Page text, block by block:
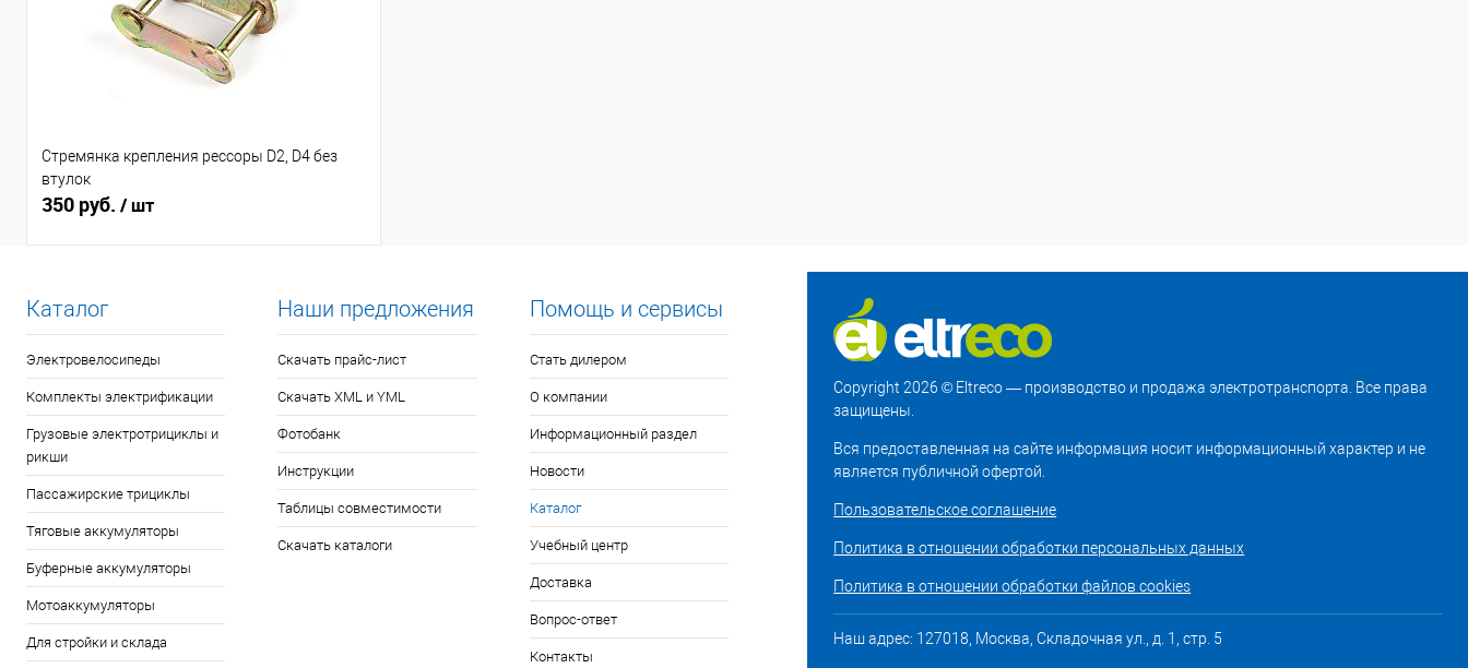
Стремянка крепления рессоры D2, D4 без
втулок
350 руб. / шт
Каталог
Электровелосипеды
Комплекты электрификации
Грузовые электротрициклы и
рикши
Пассажирские трициклы
Тяговые аккумуляторы
Буферные аккумуляторы
Мотоаккумуляторы
Для стройки и склада
Наши предложения
Скачать прайс-лист
Скачать XML и YML
Фотобанк
Инструкции
Таблицы совместимости
Скачать каталоги
Помощь и сервисы
Стать дилером
О компании
Информационный раздел
Новости
Каталог
Учебный центр
Доставка
Вопрос-ответ
Контакты
Copyright 2026 © Eltreco — производство и продажа электротранспорта. Все права
защищены.
Вся предоставленная на сайте информация носит информационный характер и не
является публичной офертой.
Пользовательское соглашение
Политика в отношении обработки персональных данных
Политика в отношении обработки файлов cookies
Наш адрес: 127018, Москва, Складочная ул., д. 1, стр. 5